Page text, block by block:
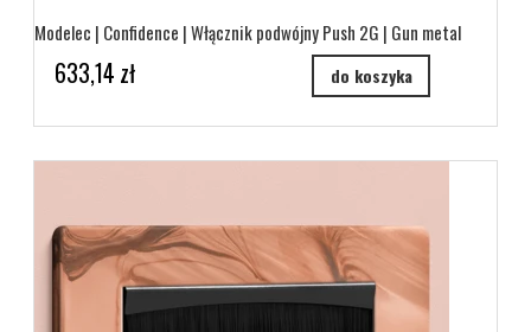
Modelec | Confidence | Włącznik podwójny Push 2G | Gun metal
633,14 zł do koszyka